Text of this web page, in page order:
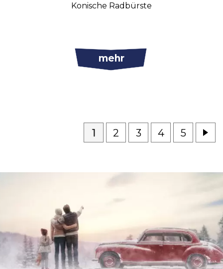
Konische Radbürste
mehr
1 2 3 4 5